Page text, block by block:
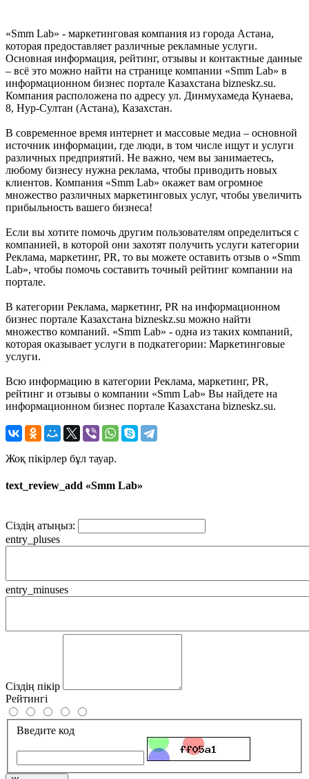
«Smm Lab» - маркетинговая компания из города Астана,
которая предоставляет различные рекламные услуги.
Основная информация, рейтинг, отзывы и контактные данные
– всё это можно найти на странице компании «Smm Lab» в
информационном бизнес портале Казахстана bizneskz.su.
Компания расположена по адресу ул. Динмухамеда Кунаева,
8, Нур-Султан (Астана), Казахстан.
В современное время интернет и массовые медиа – основной
источник информации, где люди, в том числе ищут и услуги
различных предприятий. Не важно, чем вы занимаетесь,
любому бизнесу нужна реклама, чтобы приводить новых
клиентов. Компания «Smm Lab» окажет вам огромное
множество различных маркетинговых услуг, чтобы увеличить
прибыльность вашего бизнеса!
Если вы хотите помочь другим пользователям определиться с
компанией, в которой они захотят получить услуги категории
Реклама, маркетинг, PR, то вы можете оставить отзыв о «Smm
Lab», чтобы помочь составить точный рейтинг компании на
портале.
В категории Реклама, маркетинг, PR на информационном
бизнес портале Казахстана bizneskz.su можно найти
множество компаний. «Smm Lab» - одна из таких компаний,
которая оказывает услуги в подкатегории: Маркетинговые
услуги.
Всю информацию в категории Реклама, маркетинг, PR,
рейтинг и отзывы о компании «Smm Lab» Вы найдете на
информационном бизнес портале Казахстана bizneskz.su.
Жоқ пікірлер бұл тауар.
text_review_add «Smm Lab»
Сіздің атыңыз:
entry_pluses
entry_minuses
Сіздің пікір
Рейтингі
Введите код